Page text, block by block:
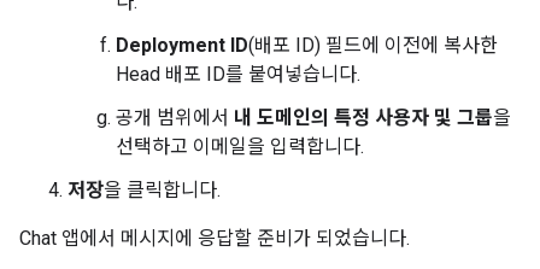
Deployment ID(배포 ID) 필드에 이전에 복사한
Head 배포 ID를 붙여넣습니다.
공개 범위에서 내 도메인의 특정 사용자 및 그룹을
선택하고 이메일을 입력합니다.
저장을 클릭합니다.
Chat 앱에서 메시지에 응답할 준비가 되었습니다.